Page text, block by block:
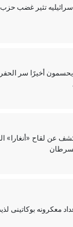
تثیر غضب حزب
یحسمون أخیرًا سر
عن لقاح «أنغارا»
معکرونه بوکاتینی